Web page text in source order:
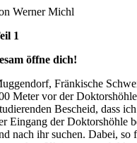
Werner Michl
1
öffne dich!
Fränkische
Meter vor der
Bescheid, dass
Eingang der Doktorshöhle
nach ihr suchen. Dabei, so